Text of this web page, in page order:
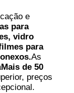
e
para
vidro
para
As
Mais de 50
preços